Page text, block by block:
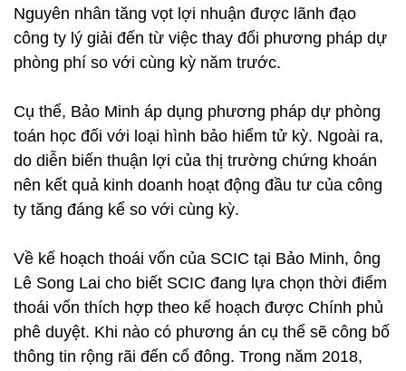
Nguyên nhân tăng vọt lợi nhuận được lãnh đạo
công ty lý giải đến từ việc thay đổi phương pháp dự
phòng phí so với cùng kỳ năm trước.
Cụ thể, Bảo Minh áp dụng phương pháp dự phòng
toán học đối với loại hình bảo hiểm tử kỳ. Ngoài ra,
do diễn biến thuận lợi của thị trường chứng khoán
nên kết quả kinh doanh hoạt động đầu tư của công
ty tăng đáng kể so với cùng kỳ.
Về kế hoạch thoái vốn của SCIC tại Bảo Minh, ông
Lê Song Lai cho biết SCIC đang lựa chọn thời điểm
thoái vốn thích hợp theo kế hoạch được Chính phủ
phê duyệt. Khi nào có phương án cụ thể sẽ công bố
thông tin rộng rãi đến cổ đông. Trong năm 2018,